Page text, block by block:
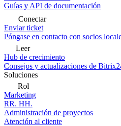
Guías y API de documentación
Conectar
Enviar ticket
Póngase en contacto con socios
Leer
Hub de crecimiento
Consejos y actualizaciones de
Soluciones
Rol
Marketing
RR. HH.
Administración de proyectos
Atención al cliente